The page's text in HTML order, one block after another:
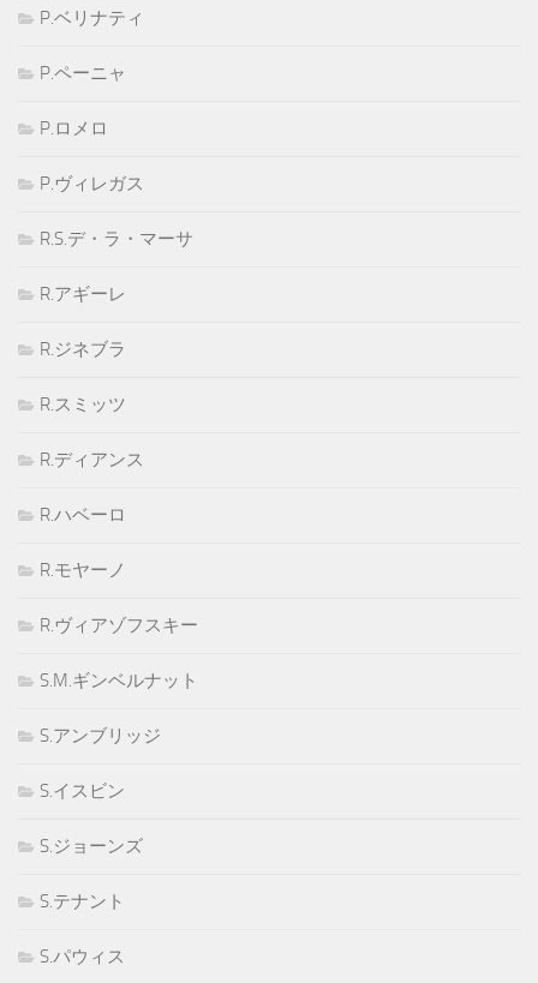
P.ベリナティ
P.ペーニャ
P.ロメロ
P.ヴィレガス
R.S.デ・ラ・マーサ
R.アギーレ
R.ジネブラ
R.スミッツ
R.ディアンス
R.ハベーロ
R.モヤーノ
R.ヴィアゾフスキー
S.M.ギンベルナット
S.アンブリッジ
S.イスビン
S.ジョーンズ
S.テナント
S.パウィス